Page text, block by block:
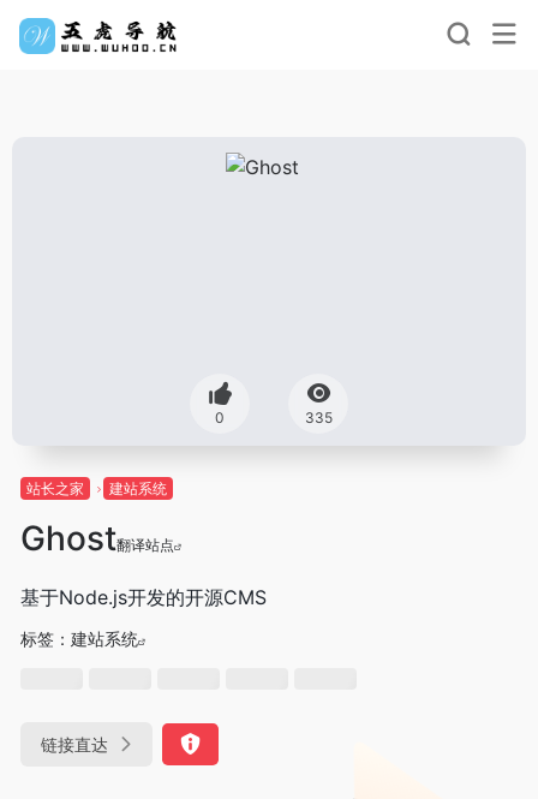
0 335
站长之家 建站系统
Ghost翻译站点
基于Node.js开发的开源CMS
标签： 建站系统
链接直达